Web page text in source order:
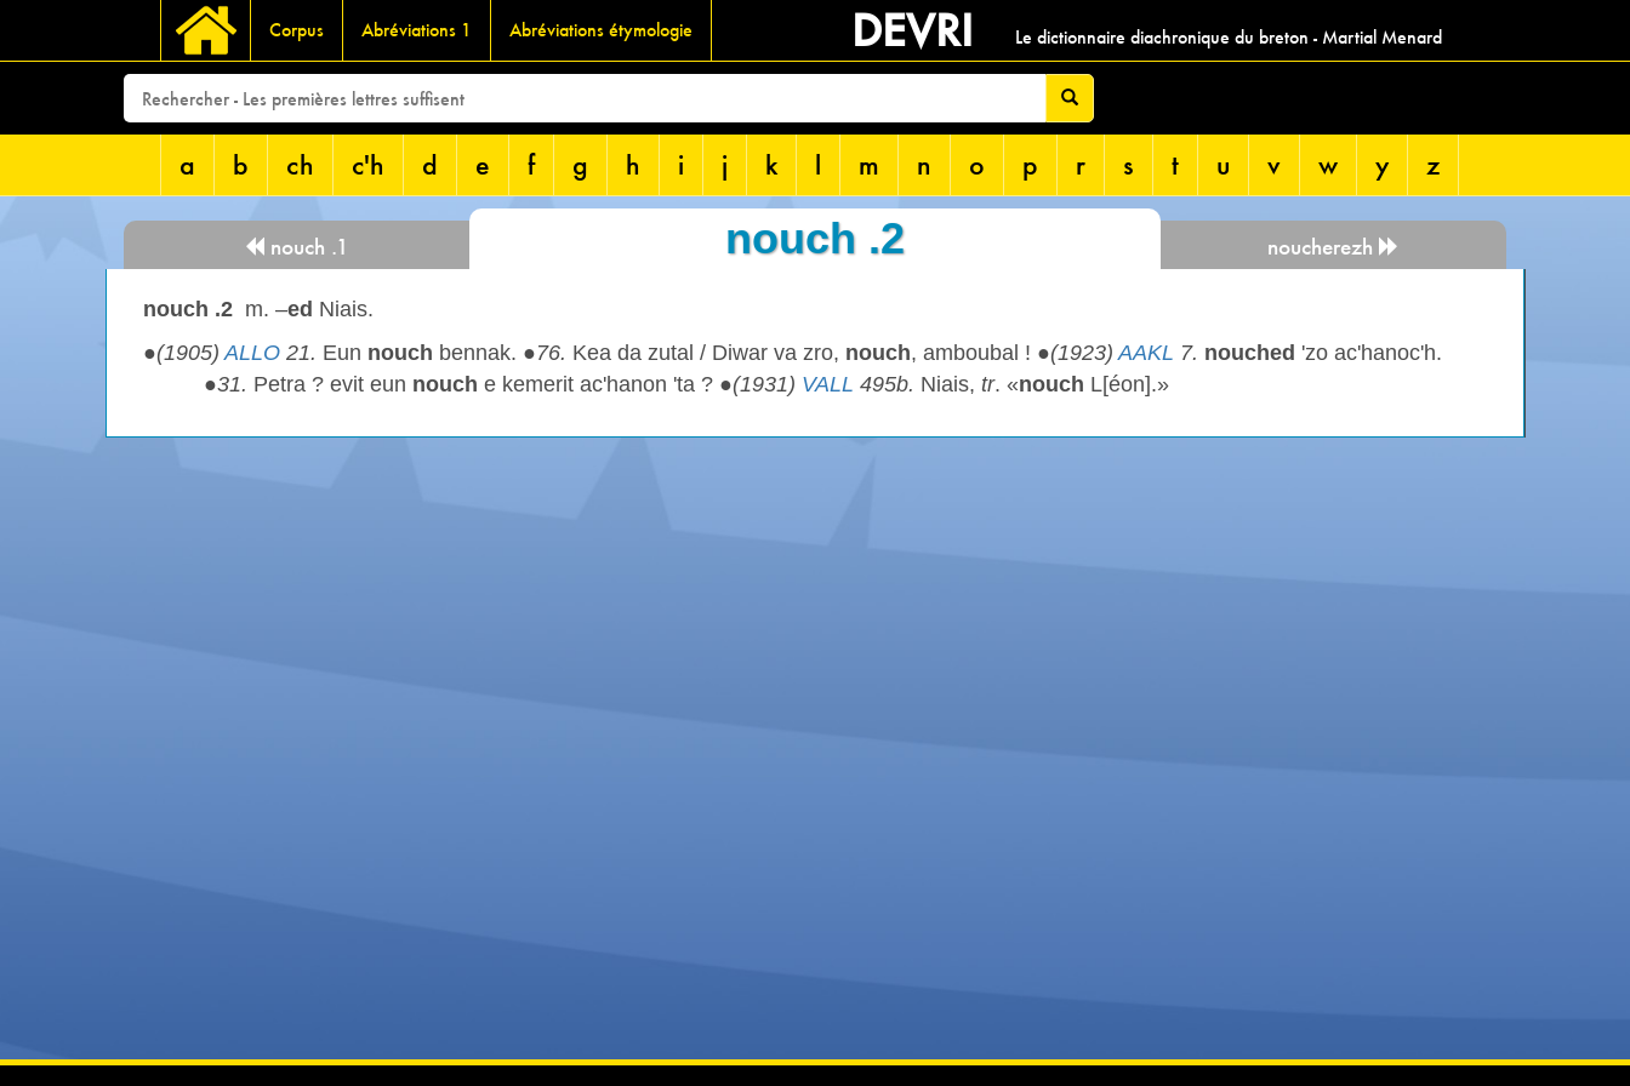
Corpus Abréviations 1 Abréviations étymologie DEVRI Le dictionnaire diachronique du breton - Martial Menard
a b ch c'h d e f g h i j k l m n o p r s t u v w y z
nouch .1 nouch .2 noucherezh
nouch .2 m. –ed Niais.
●(1905)ALLO 21. Eun nouch bennak. ●76. Kea da zutal / Diwar va zro, nouch, amboubal ! ●(1923)AAKL 7. nouched 'zo ac'hanoc'h.
●31. Petra ? evit eun nouch e kemerit ac'hanon 'ta ? ●(1931) VALL 495b. Niais, tr. «nouch L[éon].»